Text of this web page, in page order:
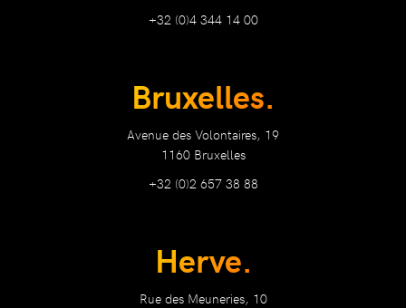
+32 (0)4 344 14 00
Bruxelles.
Avenue des Volontaires, 19
1160 Bruxelles
+32 (0)2 657 38 88
Herve.
Rue des Meuneries, 10